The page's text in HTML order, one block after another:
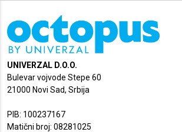
UNIVERZAL D.O.O.
Bulevar vojvode Stepe 60
21000 Novi Sad, Srbija
PIB: 100237167
Matični broj: 08281025